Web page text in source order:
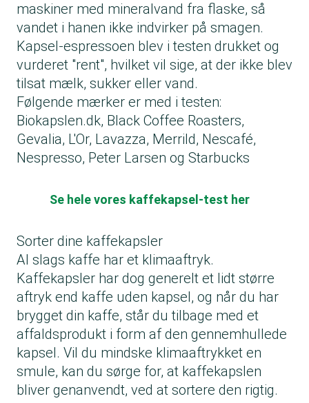
maskiner med mineralvand fra flaske, så
vandet i hanen ikke indvirker på smagen.
Kapsel-espressoen blev i testen drukket og
vurderet "rent", hvilket vil sige, at der ikke blev
tilsat mælk, sukker eller vand.
Følgende mærker er med i testen:
Biokapslen.dk, Black Coffee Roasters,
Gevalia, L'Or, Lavazza, Merrild, Nescafé,
Nespresso, Peter Larsen og Starbucks
Se hele vores kaffekapsel-test her
Sorter dine kaffekapsler
Al slags kaffe har et klimaaftryk.
Kaffekapsler har dog generelt et lidt større
aftryk end kaffe uden kapsel, og når du har
brygget din kaffe, står du tilbage med et
affaldsprodukt i form af den gennemhullede
kapsel. Vil du mindske klimaaftrykket en
smule, kan du sørge for, at kaffekapslen
bliver genanvendt, ved at sortere den rigtig.